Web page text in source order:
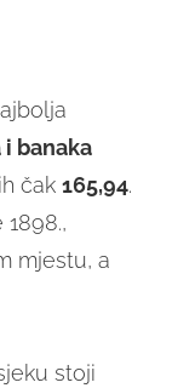
i banaka
čak 165,94.
mjestu, a
stoji